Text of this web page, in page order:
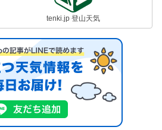
tenki.jp 登山天気